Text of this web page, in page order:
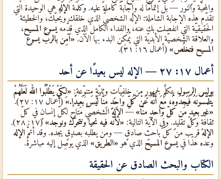
والمحبّة والنور — بل إتمامًا له وإجابةً كاملةً عليه. وكلمة الإله هي الوحيدة التي
تقدِّم هذه الإجابة الشاملة: الإله الشخصيٌّ الذي خلقك ويُحبّك، والخطيئة
الحقيقيّة التي انفصلت بك عنه، والفداء الكامل الذي قدَّمه يسوع المسيح،
والعلاقة الشخصيّة الأبديّة التي يُمكِن البدء بها الآن. «آمِن بالربّ يسوع
المسيح فتخلُص» (أعمال ١٦: ٣١).
أعمال ١٧: ٢٧ — الإله ليس بعيدًا عن أحد
بولس الرسول يتكلَّم لجمهورٍ من خلفيّاتٍ وثنيّةٍ متنوِّعة: «لِكَيْ يَطْلُبُوا الله لَعَلَّهُمْ
يَتَلَمَّسُونَهُ فَيَجِدُوهُ، مَعَ أَنَّهُ عَنْ كُلِّ وَاحِدٍ مِنَّا لَيْسَ بَعِيدًا.» (أعمال ١٧: ٢٧).
«غير بعيدٍ من كلّ واحدٍ منّا» — الإلهالشخصيٌّ متاحٌ لكلّ إنسانٍ في كلّ
ثقافةٍ وكلّ تقليدٍ. وفي الآية التالية: «لأنّه فيه نحيا ونتحرَّك ونوجد»(١٧: ٢٨).
الإلهقريبٌ من كلّ باحثٍ صادقٍ — ومن يطلبه بصدقٍ يجده. وقد أتمَّ الإله
وعده هذا في يسوع المسيح الذي هو «الطريق» الذي يُوصِل إليه مباشرةً.
الكتاب والبحث الصادق عن الحقيقة